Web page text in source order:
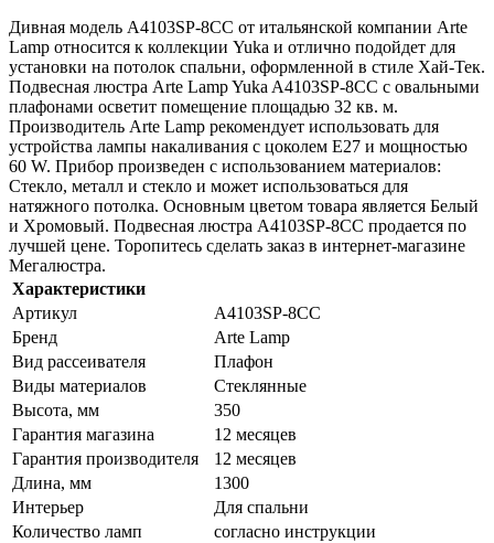
Дивная модель A4103SP-8CC от итальянской компании Arte
Lamp относится к коллекции Yuka и отлично подойдет для
установки на потолок спальни, оформленной в стиле Хай-Тек.
Подвесная люстра Arte Lamp Yuka A4103SP-8CC с овальными
плафонами осветит помещение площадью 32 кв. м.
Производитель Arte Lamp рекомендует использовать для
устройства лампы накаливания с цоколем E27 и мощностью
60 W. Прибор произведен с использованием материалов:
Стекло, металл и стекло и может использоваться для
натяжного потолка. Основным цветом товара является Белый
и Хромовый. Подвесная люстра A4103SP-8CC продается по
лучшей цене. Торопитесь сделать заказ в интернет-магазине
Мегалюстра.
Характеристики
Артикул
A4103SP-8CC
Бренд
Arte Lamp
Вид рассеивателя
Плафон
Виды материалов
Стеклянные
Высота, мм
350
Гарантия магазина
12 месяцев
Гарантия производителя
12 месяцев
Длина, мм
1300
Интерьер
Для спальни
Количество ламп
согласно инструкции